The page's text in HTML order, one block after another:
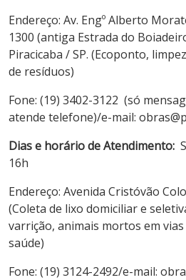
Endereço: Av. Engº Alberto
1300 (antiga Estrada do
Piracicaba / SP. (Ecoponto,
de resíduos)
Fone: (19) 3402-3122 (só
atende telefone)/e-mail:
Dias e horário de Atendimento:
16h
Endereço: Avenida Cristóvão
(Coleta de lixo domiciliar e
varrição, animais mortos em
saúde)
Fone: (19) 3124-2492/e-mail: